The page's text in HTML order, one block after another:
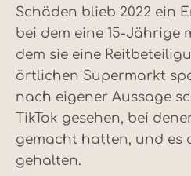
Schäden blieb 2022 ein
bei dem eine 15-Jährige
dem sie eine
örtlichen Supermarkt
nach eigener Aussage
TikTok gesehen, bei
gemacht hatten, und es
gehalten.